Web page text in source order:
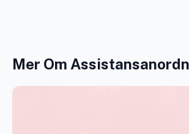
Mer Om